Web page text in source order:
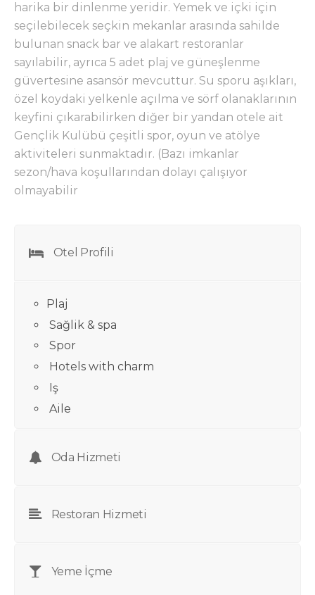
harika bir dinlenme yeridir. Yemek ve içki için
seçilebilecek seçkin mekanlar arasında sahilde
bulunan snack bar ve alakart restoranlar
sayılabilir, ayrıca 5 adet plaj ve güneşlenme
güvertesine asansör mevcuttur. Su sporu aşıkları,
özel koydaki yelkenle açılma ve sörf olanaklarının
keyfini çıkarabilirken diğer bir yandan otele ait
Gençlik Kulübü çeşitli spor, oyun ve atölye
aktiviteleri sunmaktadır. (Bazı imkanlar
sezon/hava koşullarından dolayı çalışıyor
olmayabilir
Otel Profili
Plaj
Sağlik & spa
Spor
Hotels with charm
Iş
Aile
Oda Hizmeti
Restoran Hizmeti
Yeme İçme